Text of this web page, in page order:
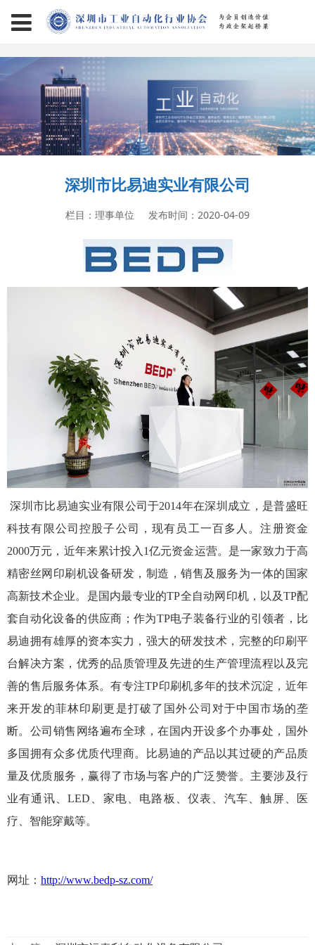
深圳市比易迪实业有限公司
栏目：理事单位 发布时间：2020-04-09
深圳市比易迪实业有限公司于2014年在深圳成立，是普盛旺
科技有限公司控股子公司，现有员工一百多人。注册资金
2000万元，近年来累计投入1亿元资金运营。是一家致力于高
精密丝网印刷机设备研发，制造，销售及服务为一体的国家
高新技术企业。是国内最专业的TP全自动网印机，以及TP配
套自动化设备的供应商；作为TP电子装备行业的引领者，比
易迪拥有雄厚的资本实力，强大的研发技术，完整的印刷平
台解决方案，优秀的品质管理及先进的生产管理流程以及完
善的售后服务体系。有专注TP印刷机多年的技术沉淀，近年
来开发的菲林印刷更是打破了国外公司对于中国市场的垄
断。公司销售网络遍布全球，在国内开设多个办事处，国外
多国拥有众多优质代理商。比易迪的产品以其过硬的产品质
量及优质服务，赢得了市场与客户的广泛赞誉。主要涉及行
业有通讯、LED、家电、电路板、仪表、汽车、触屏、医
疗、智能穿戴等。
网址： http://www.bedp-sz.com/